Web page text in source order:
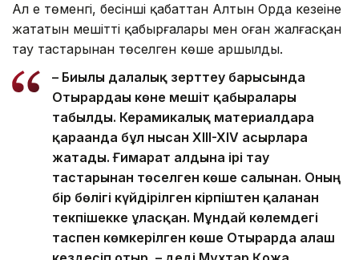
Ал ең төменгі, бесінші қабаттан Алтын Орда кезеңіне
жататын мешіттің қабырғалары мен оған жалғасқан
тау тастарынан төселген көше аршылды.
– Биылғы далалық зерттеу барысында
Отырардағы көне мешіт қабырғалары
табылды. Керамикалық материалдарға
қарағанда бұл нысан XIII-XIV ғасырларға
жатады. Ғимарат алдына ірі тау
тастарынан төселген көше салынған. Оның
бір бөлігі күйдірілген кірпіштен қаланған
текпішекке ұласқан. Мұндай көлемдегі
таспен көмкерілген көше Отырарда алғаш